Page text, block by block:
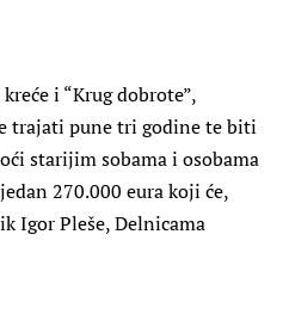
i “Krug dobrote”,
trajati pune tri godine te biti
starijim sobama i osobama
270.000 eura koji će,
Igor Pleše, Delnicama